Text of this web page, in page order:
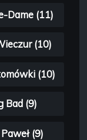
Dame (11)
(10)
(10)
Bad (9)
(9)